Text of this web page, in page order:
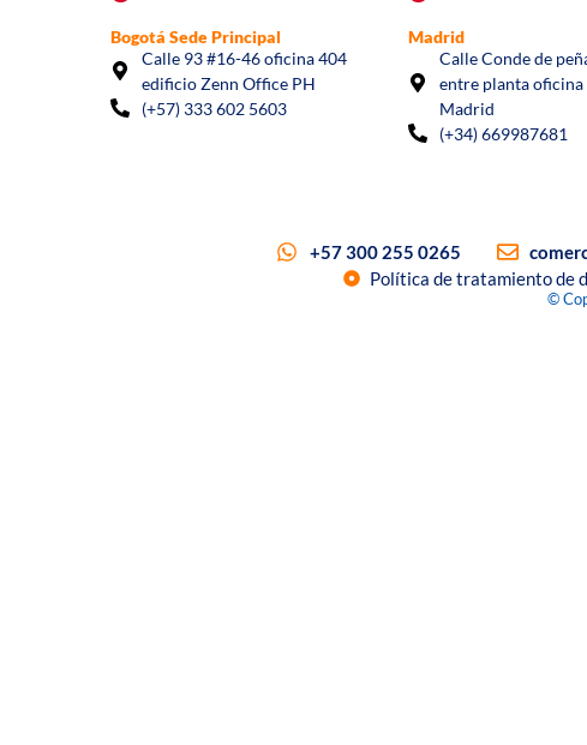
Bogotá Sede Principal
Calle 93 #16-46 oficina 404
edificio Zenn Office PH
(+57) 333 602 5603
Madrid
Calle Conde de
entre planta oficina
Madrid
(+34) 669987681
+57 300 255 0265
Política de tratamiento de
©